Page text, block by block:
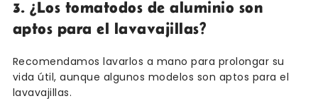
3. ¿Los tomatodos de aluminio son
aptos para el lavavajillas?
Recomendamos lavarlos a mano para prolongar su
vida útil, aunque algunos modelos son aptos para el
lavavajillas.